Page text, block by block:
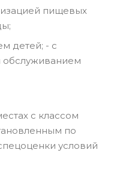
пищевых
детей; - с
с классом
по
условий